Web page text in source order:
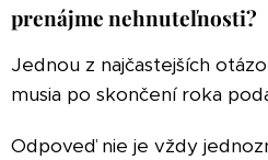
prenájme nehnuteľnosti?
Jednou z najčastejších
musia po skončení roka
Odpoveď nie je vždy